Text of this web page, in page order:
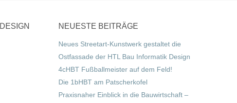
NEUESTE BEITRÄGE
Neues Streetart-Kunstwerk gestaltet die
Ostfassade der HTL Bau Informatik Design
4cHBT Fußballmeister auf dem Feld!
Die 1bHBT am Patscherkofel
Praxisnaher Einblick in die Bauwirtschaft –